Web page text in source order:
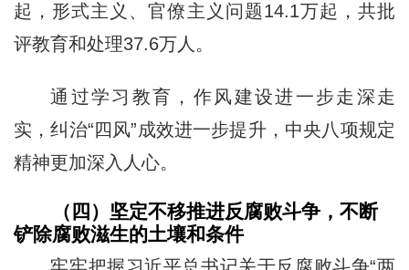
起，形式主义、官僚主义问题14.1万起，共批
评教育和处理37.6万人。
通过学习教育，作风建设进一步走深走
实，纠治“四风”成效进一步提升，中央八项规定
精神更加深入人心。
（四）坚定不移推进反腐败斗争，不断
铲除腐败滋生的土壤和条件